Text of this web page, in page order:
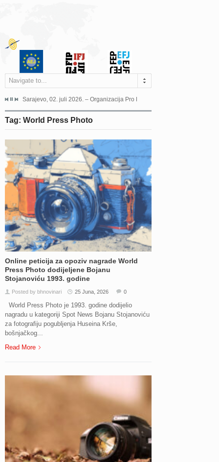
Navigate to...
Grada Sarajeva povodom Dana Sarajeva dugogodišnjoj...
Sarajevo, 02. juli 2026. – Organizacija Pro Educa juče je uspješno
Tag: World Press Photo
Online peticija za opoziv nagrade World
Press Photo dodijeljene Bojanu
Stojanoviću 1993. godine
Posted by bhnovinari 25 Juna, 2026 0
World Press Photo je 1993. godine dodijelio
nagradu u kategoriji Spot News Bojanu Stojanoviću
za fotografiju pogubljenja Huseina Krše,
bošnjačkog...
Read More